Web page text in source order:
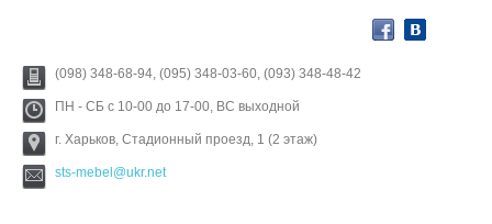
(098) 348-68-94, (095) 348-03-60, (093) 348-48-42
ПН - СБ с 10-00 до 17-00, ВС выходной
г. Харьков, Стадионный проезд, 1 (2 этаж)
sts-mebel@ukr.net